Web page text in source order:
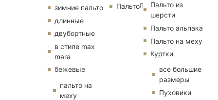
зимние пальто
длинные
двубортные
в стиле max
mara
бежевые
пальто на
меху
Пальто
Пальто из
шерсти
Пальто альпака
Пальто на меху
Куртки
все большие
размеры
Пуховики